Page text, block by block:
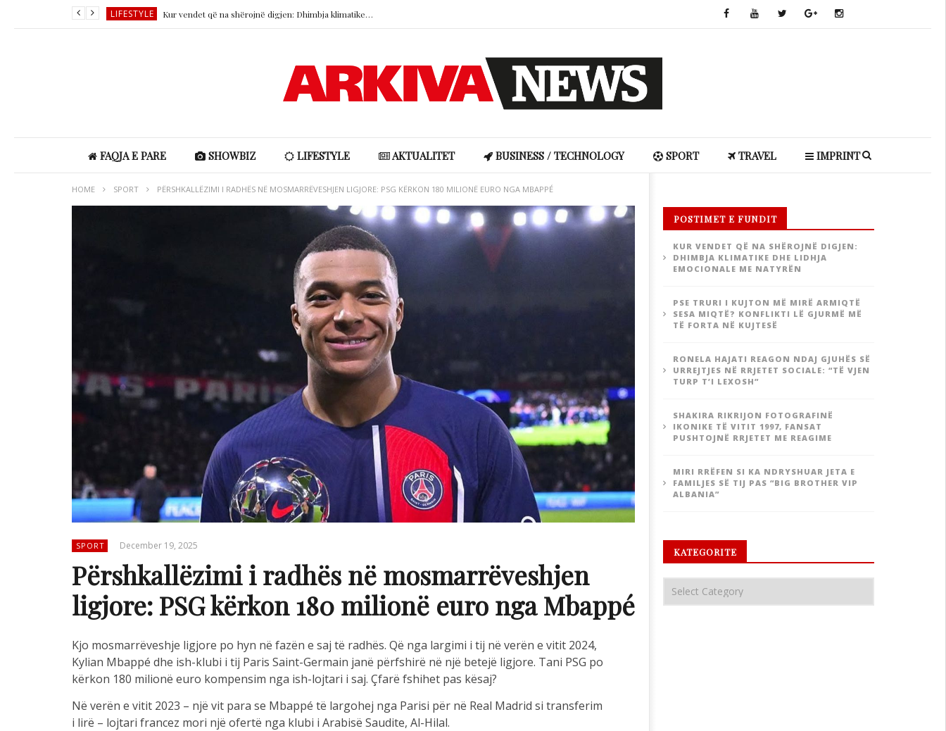
LIFESTYLE Kur vendet që na shërojnë digjen: Dhimbja klimatike dhe lidhja emocionale me natyrën
Ronela Hajati reagon ndaj gjuhës së urrejtjes në rrjetet sociale: “Të vjen turp t’i lexosh”
LIFESTYLE Kur vendet që na shërojnë digjen: Dhimbja klimatike dhe lidhja emocionale me natyrën
FAQJA E PARE SHOWBIZ LIFESTYLE AKTUALITET BUSINESS / TECHNOLOGY SPORT TRAVEL IMPRINT
HOME SPORT PËRSHKALLËZIMI I RADHËS NË MOSMARRËVESHJEN LIGJORE: PSG KËRKON 180 MILIONË EURO NGA MBAPPÉ
SPORT December 19, 2025
Përshkallëzimi i radhës në mosmarrëveshjen
ligjore: PSG kërkon 180 milionë euro nga Mbappé
Kjo mosmarrëveshje ligjore po hyn në fazën e saj të radhës. Që nga largimi i tij në verën e vitit 2024,
Kylian Mbappé dhe ish-klubi i tij Paris Saint-Germain janë përfshirë në një betejë ligjore. Tani PSG po
kërkon 180 milionë euro kompensim nga ish-lojtari i saj. Çfarë fshihet pas kësaj?
Në verën e vitit 2023 – një vit para se Mbappé të largohej nga Parisi për në Real Madrid si transferim
i lirë – lojtari francez mori një ofertë nga klubi i Arabisë Saudite, Al-Hilal.
POSTIMET E FUNDIT
KUR VENDET QË NA SHËROJNË DIGJEN:
DHIMBJA KLIMATIKE DHE LIDHJA
EMOCIONALE ME NATYRËN
PSE TRURI I KUJTON MË MIRË ARMIQTË
SESA MIQTË? KONFLIKTI LË GJURMË MË
TË FORTA NË KUJTESË
RONELA HAJATI REAGON NDAJ GJUHËS SË
URREJTJES NË RRJETET SOCIALE: “TË VJEN
TURP T’I LEXOSH”
SHAKIRA RIKRIJON FOTOGRAFINË
IKONIKE TË VITIT 1997, FANSAT
PUSHTOJNË RRJETET ME REAGIME
MIRI RRËFEN SI KA NDRYSHUAR JETA E
FAMILJES SË TIJ PAS “BIG BROTHER VIP
ALBANIA”
KATEGORITE